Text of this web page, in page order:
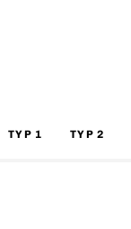
TYP 1 TYP 2